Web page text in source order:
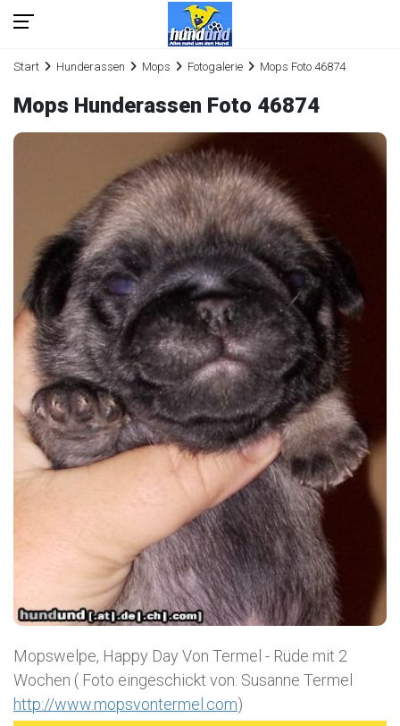
Start Hunderassen Mops Fotogalerie Mops Foto 46874
Mops Hunderassen Foto 46874
Mopswelpe, Happy Day Von Termel - Rüde mit 2
Wochen ( Foto eingeschickt von: Susanne Termel
http://www.mopsvontermel.com)